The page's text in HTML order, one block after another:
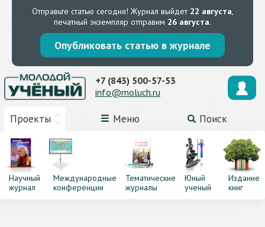
Отправьте статью сегодня! Журнал выйдет 22 августа,
печатный экземпляр отправим 26 августа.
Опубликовать статью в журнале
Проекты Меню Поиск
+7 (843) 500-57-53
info@moluch.ru
Научный
журнал
Международные
конференции
Тематические
журналы
Юный
ученый
Издание
книг